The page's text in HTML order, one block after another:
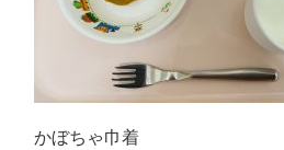
かぼちゃ巾着